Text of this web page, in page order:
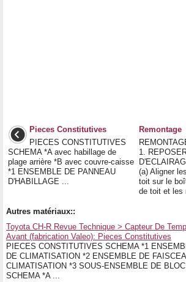
Pieces Constitutives
PIECES CONSTITUTIVES
SCHEMA *A avec habillage de
plage arrière *B avec couvre-caisse
*1 ENSEMBLE DE PANNEAU
D'HABILLAGE ...
Remontage
1.
(a) Aligner
toit sur le
de toit et les
Autres matériaux::
Toyota CH-R Revue Technique > Capteur De
Avant (fabrication Valeo): Pieces Constitutives
PIECES CONSTITUTIVES SCHEMA *1
DE CLIMATISATION *2 ENSEMBLE DE
CLIMATISATION *3 SOUS-ENSEMBLE DE
SCHEMA *A ...